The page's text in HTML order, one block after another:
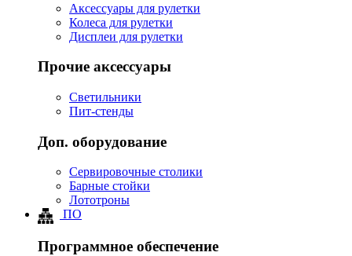
Аксессуары для рулетки
Колеса для рулетки
Дисплеи для рулетки
Прочие аксессуары
Светильники
Пит-стенды
Доп. оборудование
Сервировочные столики
Барные стойки
Лототроны
ПО
Программное обеспечение